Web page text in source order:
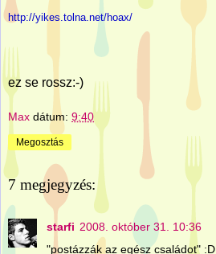
http://yikes.tolna.net/hoax/
ez se rossz:-)
Max dátum: 9:40
Megosztás
7 megjegyzés:
starfi 2008. október 31. 10:36
"postázzák az egész családot" :D